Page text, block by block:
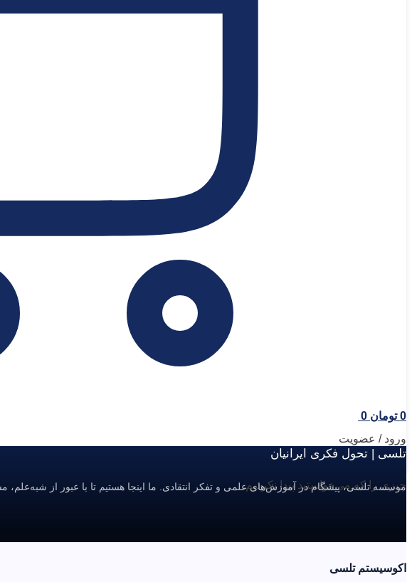
0 تومان 0
ورود / عضویت
چیزی را که می‌خواستید پیدا نکردیم.
تلسی | تحول فکری ایرانیان
موسسه تلسی، پیشگام در آموزش‌های علمی و تفکر انتقادی. ما اینجا هستیم تا با عبور از
اکوسیستم تلسی